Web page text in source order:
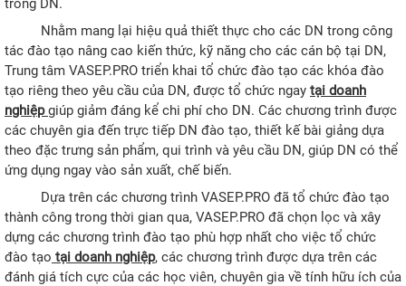
trong DN.
Nhằm mang lại hiệu quả thiết thực cho các DN trong công
tác đào tạo nâng cao kiến thức, kỹ năng cho các cán bộ tại DN,
Trung tâm VASEP.PRO triển khai tổ chức đào tạo các khóa đào
tạo riêng theo yêu cầu của DN, được tổ chức ngay tại doanh
nghiệpgiúp giảm đáng kể chi phí cho DN. Các chương trình được
các chuyên gia đến trực tiếp DN đào tạo, thiết kế bài giảng dựa
theo đặc trưng sản phẩm, qui trình và yêu cầu DN, giúp DN có thể
ứng dụng ngay vào sản xuất, chế biến.
Dựa trên các chương trình VASEP.PRO đã tổ chức đào tạo
thành công trong thời gian qua, VASEP.PRO đã chọn lọc và xây
dựng các chương trình đào tạo phù hợp nhất cho việc tổ chức
đào tạo tại doanh nghiệp, các chương trình được dựa trên các
đánh giá tích cực của các học viên, chuyên gia về tính hữu ích của